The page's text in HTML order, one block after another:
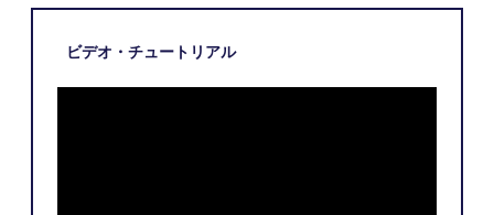
ビデオ・チュートリアル